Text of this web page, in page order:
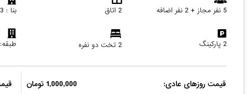
5 نفر مجاز + 2 نفر اضافه 2 اتاق بنا : 133 متر
2 پارکینگ 2 تخت دو نفره طبقه:1
قیمت روزهای عادی: 1,000,000 تومان